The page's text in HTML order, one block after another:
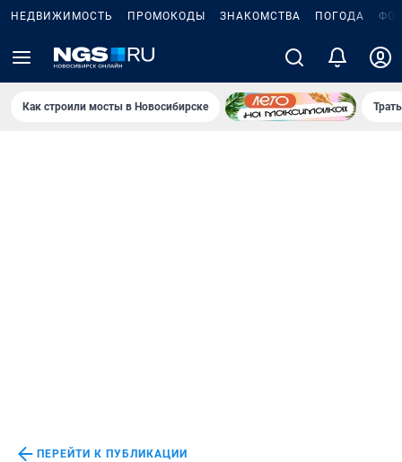
НЕДВИЖИМОСТЬ ПРОМОКОДЫ ЗНАКОМСТВА ПОГОДА
Как строили мосты в Новосибирске
ПЕРЕЙТИ К ПУБЛИКАЦИИ